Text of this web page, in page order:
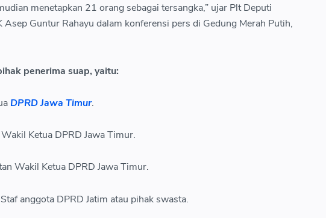
menetapkan 21 orang sebagai tersangka,” ujar Plt Deputi
Asep Guntur Rahayu dalam konferensi pers di Gedung Merah Putih,
penerima suap, yaitu:
DPRD Jawa Timur.
Ketua DPRD Jawa Timur.
Wakil Ketua DPRD Jawa Timur.
anggota DPRD Jatim atau pihak swasta.